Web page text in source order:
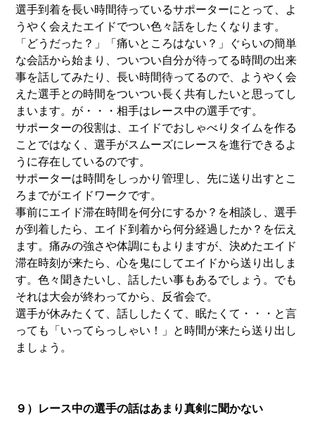
選手到着を長い時間待っているサポーターにとって、よ
うやく会えたエイドでつい色々話をしたくなります。
「どうだった？」「痛いところはない？」ぐらいの簡単
な会話から始まり、ついつい自分が待ってる時間の出来
事を話してみたり、長い時間待ってるので、ようやく会
えた選手との時間をついつい長く共有したいと思ってし
まいます。が・・・相手はレース中の選手です。
サポーターの役割は、エイドでおしゃべりタイムを作る
ことではなく、選手がスムーズにレースを進行できるよ
うに存在しているのです。
サポーターは時間をしっかり管理し、先に送り出すとこ
ろまでがエイドワークです。
事前にエイド滞在時間を何分にするか？を相談し、選手
が到着したら、エイド到着から何分経過したか？を伝え
ます。痛みの強さや体調にもよりますが、決めたエイド
滞在時刻が来たら、心を鬼にしてエイドから送り出しま
す。色々聞きたいし、話したい事もあるでしょう。でも
それは大会が終わってから、反省会で。
選手が休みたくて、話ししたくて、眠たくて・・・と言
っても「いってらっしゃい！」と時間が来たら送り出し
ましょう。
９）レース中の選手の話はあまり真剣に聞かない